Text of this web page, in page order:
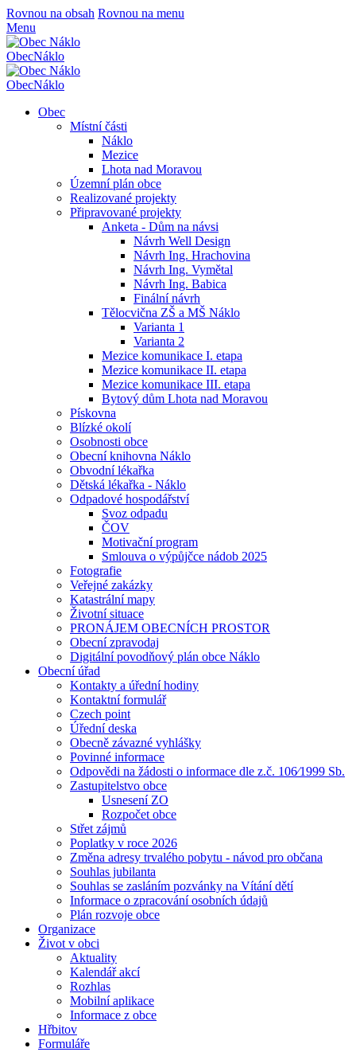
Rovnou na obsah Rovnou na menu
Menu
ObecNáklo
ObecNáklo
Obec
Místní části
Náklo
Mezice
Lhota nad Moravou
Územní plán obce
Realizované projekty
Připravované projekty
Anketa - Dům na návsi
Návrh Well Design
Návrh Ing. Hrachovina
Návrh Ing. Vymětal
Návrh Ing. Babica
Finální návrh
Tělocvična ZŠ a MŠ Náklo
Varianta 1
Varianta 2
Mezice komunikace I. etapa
Mezice komunikace II. etapa
Mezice komunikace III. etapa
Bytový dům Lhota nad Moravou
Pískovna
Blízké okolí
Osobnosti obce
Obecní knihovna Náklo
Obvodní lékařka
Dětská lékařka - Náklo
Odpadové hospodářství
Svoz odpadu
ČOV
Motivační program
Smlouva o výpůjčce nádob 2025
Fotografie
Veřejné zakázky
Katastrální mapy
Životní situace
PRONÁJEM OBECNÍCH PROSTOR
Obecní zpravodaj
Digitální povodňový plán obce Náklo
Obecní úřad
Kontakty a úřední hodiny
Kontaktní formulář
Czech point
Úřední deska
Obecně závazné vyhlášky
Povinné informace
Odpovědi na žádosti o informace dle z.č. 106⁄1999 Sb.
Zastupitelstvo obce
Usnesení ZO
Rozpočet obce
Střet zájmů
Poplatky v roce 2026
Změna adresy trvalého pobytu - návod pro občana
Souhlas jubilanta
Souhlas se zasláním pozvánky na Vítání dětí
Informace o zpracování osobních údajů
Plán rozvoje obce
Organizace
Život v obci
Aktuality
Kalendář akcí
Rozhlas
Mobilní aplikace
Informace z obce
Hřbitov
Formuláře